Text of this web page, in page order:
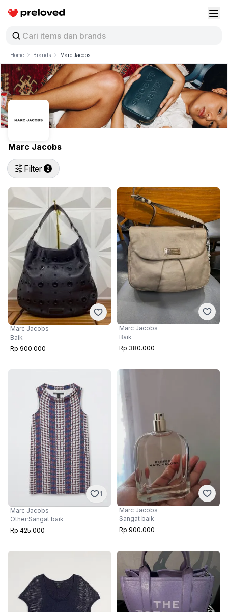
Preloved Indonesia
Home Brands Marc Jacobs
Marc Jacobs
Filter 2
Marc Jacobs
Baik
Rp 900.000
Marc Jacobs
Baik
Rp 380.000
1
Marc Jacobs
Other·Sangat baik
Rp 425.000
Marc Jacobs
Sangat baik
Rp 900.000